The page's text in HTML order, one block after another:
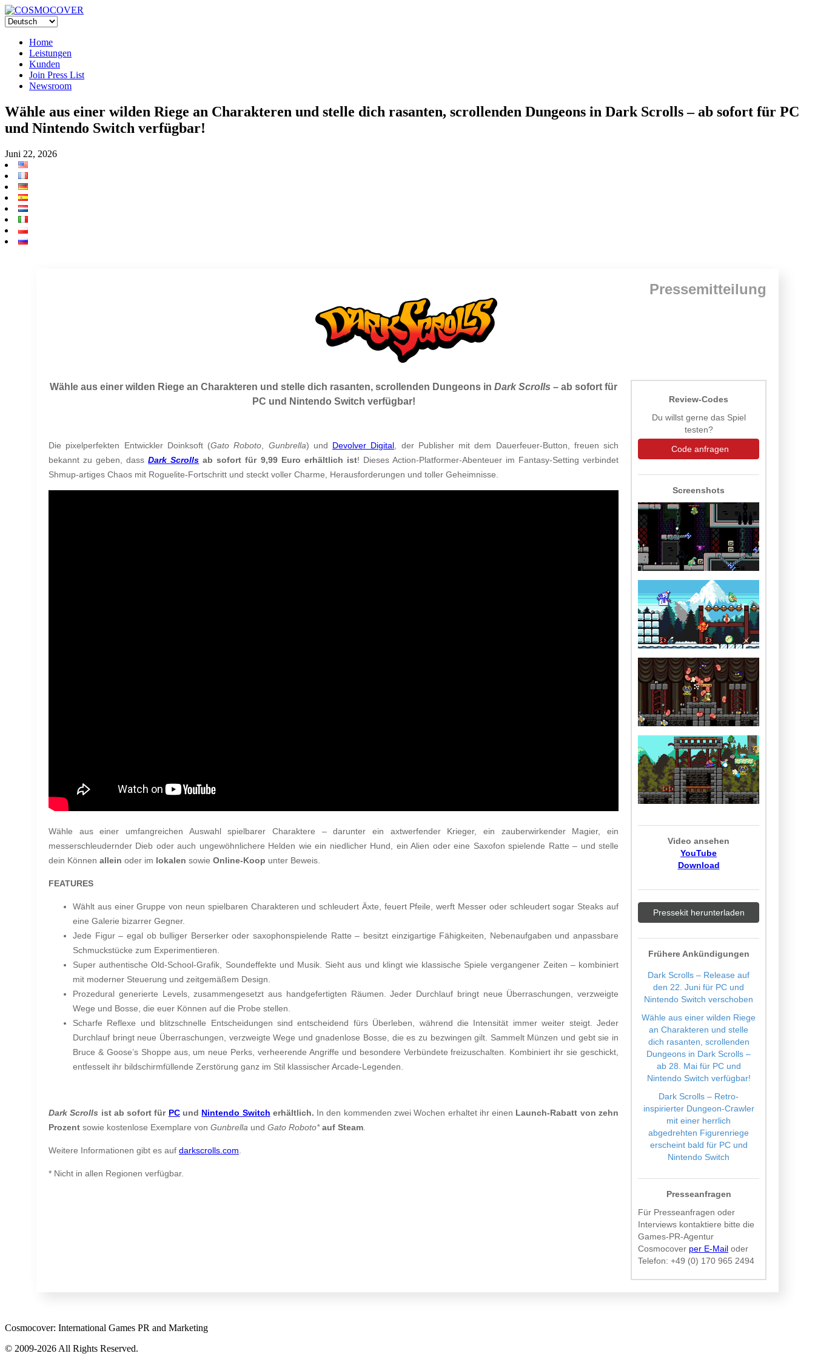
Home
Leistungen
Kunden
Join Press List
Newsroom
Wähle aus einer wilden Riege an Charakteren und stelle dich rasanten, scrollenden Dungeons in Dark Scrolls – ab sofort für PC
und Nintendo Switch verfügbar!
Juni 22, 2026
Pressemitteilung
Wähle aus einer wilden Riege an Charakteren und stelle dich rasanten, scrollenden Dungeons in Dark Scrolls – ab sofort für
PC und Nintendo Switch verfügbar!
Die pixelperfekten Entwickler Doinksoft (Gato Roboto Gunbrella) und Devolver Digital , der Publisher mit dem Dauerfeuer-Button, freuen sich
bekannt zu geben, dassDark Scrolls ab sofort für 9,99 Euro erhältlich ist! Dieses Action-Platformer-Abenteuer im Fantasy-Setting verbindet
Shmup-artiges Chaos mit Roguelite-Fortschritt und steckt voller Charme, Herausforderungen und toller Geheimnisse.
Wähle aus einer umfangreichen Auswahl spielbarer Charaktere – darunter ein axtwerfender Krieger, ein zauberwirkender Magier, ein
messerschleudernder Dieb oder auch ungewöhnlichere Helden wie ein niedlicher Hund, ein Alien oder eine Saxofon spielende Ratte – und stelle
dein Können allein oder im lokalen sowie Online-Koop unter Beweis.
FEATURES
Wählt aus einer Gruppe von neun spielbaren Charakteren und schleudert Äxte, feuert Pfeile, werft Messer oder schleudert sogar Steaks auf
eine Galerie bizarrer Gegner.
Jede Figur – egal ob bulliger Berserker oder saxophonspielende Ratte – besitzt einzigartige Fähigkeiten, Nebenaufgaben und anpassbare
Schmuckstücke zum Experimentieren.
Super authentische Old-School-Grafik, Soundeffekte und Musik. Sieht aus und klingt wie klassische Spiele vergangener Zeiten – kombiniert
mit moderner Steuerung und zeitgemäßem Design.
Prozedural generierte Levels, zusammengesetzt aus handgefertigten Räumen. Jeder Durchlauf bringt neue Überraschungen, verzweigte
Wege und Bosse, die euer Können auf die Probe stellen.
Scharfe Reflexe und blitzschnelle Entscheidungen sind entscheidend fürs Überleben, während die Intensität immer weiter steigt. Jeder
Durchlauf bringt neue Überraschungen, verzweigte Wege und gnadenlose Bosse, die es zu bezwingen gilt. Sammelt Münzen und gebt sie in
Bruce & Goose’s Shoppe aus, um neue Perks, verheerende Angriffe und besondere Verbündete freizuschalten. Kombiniert ihr sie geschickt,
entfesselt ihr bildschirmfüllende Zerstörung ganz im Stil klassischer Arcade-Legenden.
Dark Scrolls ist ab sofort für PCund Nintendo Switch erhältlich. In den kommenden zwei Wochen erhaltet ihr einen Launch-Rabatt von zehn
Prozent sowie kostenlose Exemplare von Gunbrella und Gato Roboto*auf Steam
Weitere Informationen gibt es auf darkscrolls.com
* Nicht in allen Regionen verfügbar.
Review-Codes
Du willst gerne das Spiel
testen?
Code anfragen
Screenshots
Video ansehen
YouTube
Download
Pressekit herunterladen
Frühere Ankündigungen
Dark Scrolls – Release auf
den 22. Juni für PC und
Nintendo Switch verschoben
Wähle aus einer wilden Riege
an Charakteren und stelle
dich rasanten, scrollenden
Dungeons in Dark Scrolls –
ab 28. Mai für PC und
Nintendo Switch verfügbar!
Dark Scrolls – Retro-
inspirierter Dungeon-Crawler
mit einer herrlich
abgedrehten Figurenriege
erscheint bald für PC und
Nintendo Switch
Presseanfragen
Für Presseanfragen oder
Interviews kontaktiere bitte die
Games-PR-Agentur
Cosmocover per E-Mail oder
Telefon: +49 (0) 170 965 2494
Cosmocover: International Games PR and Marketing
© 2009-2026 All Rights Reserved.